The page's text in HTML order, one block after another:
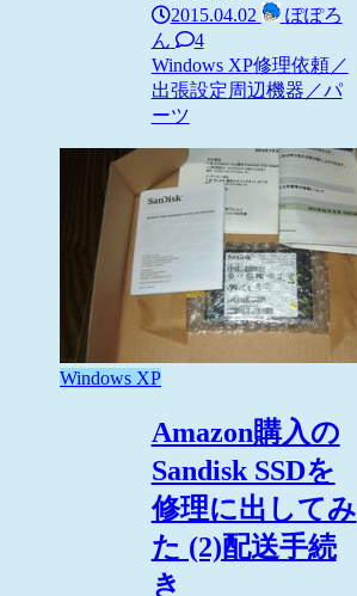
2015.04.02
ぽぽろ
ん
4
Windows XP修理依頼／
出張設定周辺機器／パ
ーツ
Windows XP
Amazon購入の
Sandisk SSDを
修理に出してみ
た (2)配送手続
き